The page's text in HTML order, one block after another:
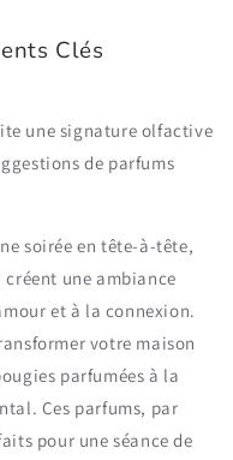
Clés
une signature olfactive
de parfums
soirée en tête-à-tête,
créent une ambiance
et à la connexion.
votre maison
parfumées à la
Ces parfums, par
pour une séance de